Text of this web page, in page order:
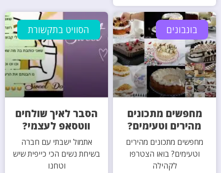
בונבונים
מחפשים מתכונים
מהירים וטעימים?
מחפשים מתכונים מהירים
וטעימים? בואו הצטרפו
לקהילה
הסוויט בתקשורת
הסבר לאיך שולחים
ווטסאפ לעצמי?
אתמול ישבתי עם חברה
בשיחת נשים הכי כייפית שיש
וטחנו